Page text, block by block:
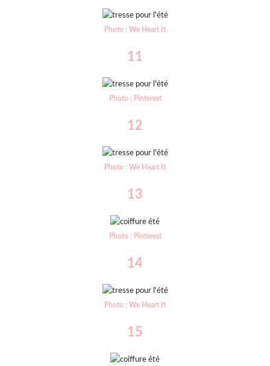
Photo : We Heart It
11
Photo : Pinterest
12
Photo : We Heart It
13
Photo : Pinterest
14
Photo : We Heart It
15